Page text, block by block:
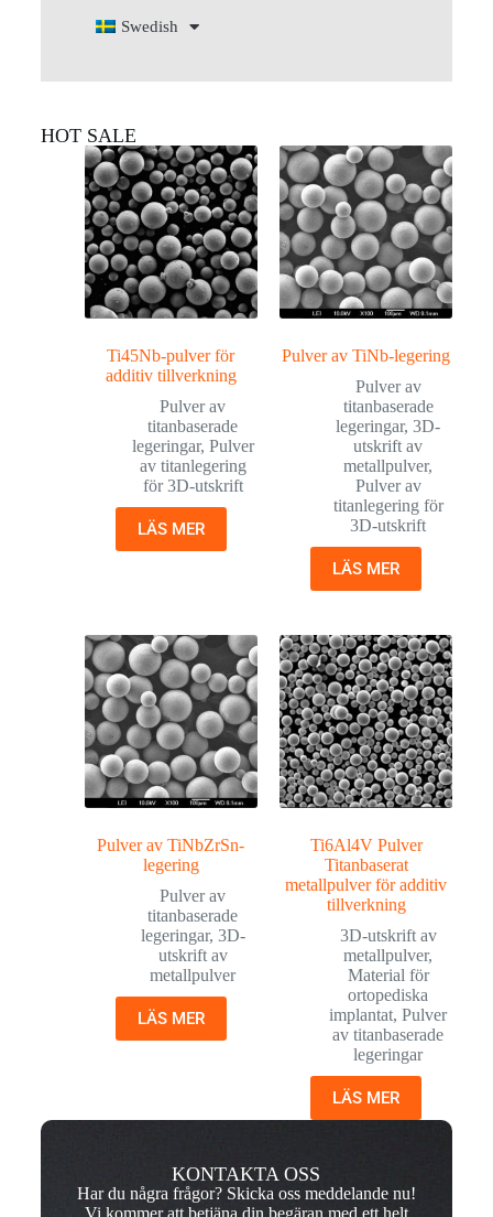
Swedish
HOT SALE
Ti45Nb-pulver för
additiv tillverkning
Pulver av
titanbaserade
legeringar, Pulver
av titanlegering
för 3D-utskrift
LÄS MER
Pulver av TiNb-legering
Pulver av
titanbaserade
legeringar,3D-
utskrift av
metallpulver,
Pulver av
titanlegering för
3D-utskrift
LÄS MER
Pulver av TiNbZrSn-
legering
Pulver av
titanbaserade
legeringar, 3D-
utskrift av
metallpulver
LÄS MER
Ti6Al4V Pulver
Titanbaserat
metallpulver för additiv
tillverkning
3D-utskrift av
metallpulver,
Material för
ortopediska
implantat,Pulver
av titanbaserade
legeringar
LÄS MER
KONTAKTA OSS
Har du några frågor? Skicka oss meddelande nu!